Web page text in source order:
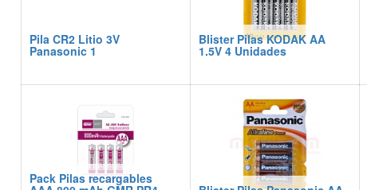
Pila CR2 Litio 3V
Panasonic 1
Blister Pilas KODAK AA
1.5V 4 Unidades
Pack Pilas recargables